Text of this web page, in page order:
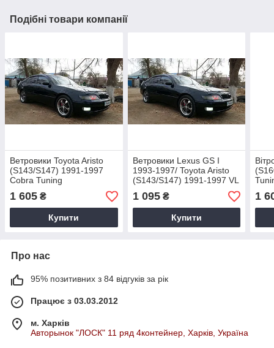
Подібні товари компанії
Ветровики Toyota Aristo
(S143/S147) 1991-1997
Cobra Tuning
1 605 ₴
Купити
Ветровики Lexus GS I
1993-1997/ Toyota Aristo
(S143/S147) 1991-1997 VL
Tuning
1 095₴
Купити
1
Про нас
95% позитивних з 84 відгуків за рік
Працює з 03.03.2012
м. Харків
Авторынок "ЛОСК" 11 ряд 4контейнер, Харків, Україна